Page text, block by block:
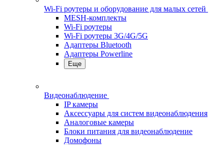
Wi-Fi роутеры и оборудование для малых сетей
MESH-комплекты
Wi-Fi роутеры
Wi-Fi роутеры 3G/4G/5G
Адаптеры Bluetooth
Адаптеры Powerline
Еще
Видеонаблюдение
IP камеры
Аксессуары для систем видеонаблюдения
Аналоговые камеры
Блоки питания для видеонаблюдение
Домофоны